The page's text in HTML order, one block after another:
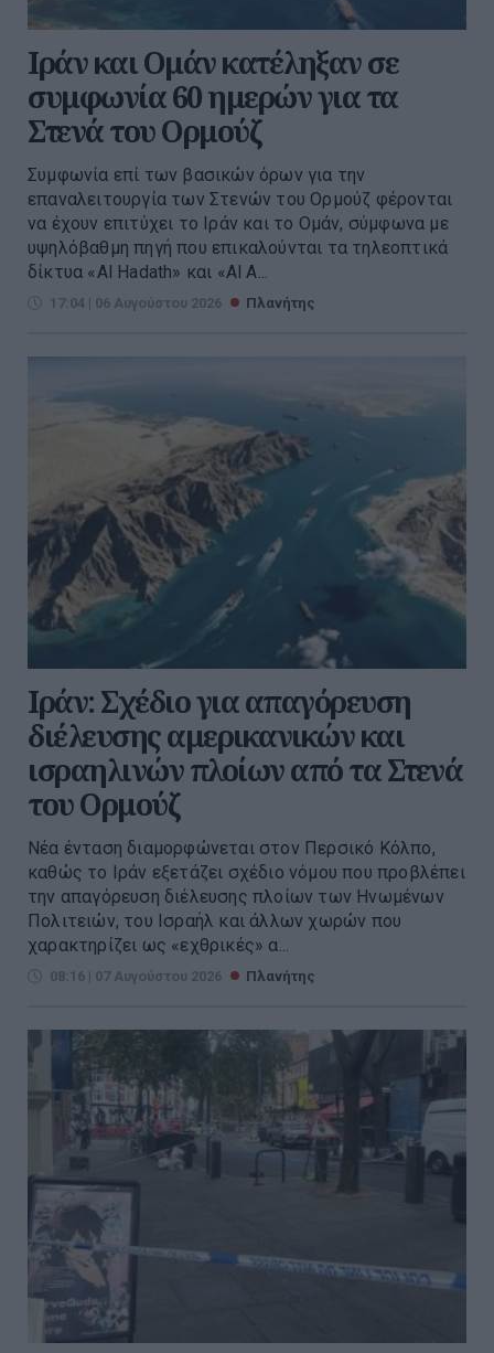
Ιράν και Ομάν κατέληξαν σε
συμφωνία 60 ημερών για τα
Στενά του Ορμούζ
Συμφωνία επί των βασικών όρων για την
επαναλειτουργία των Στενών του Ορμούζ φέρονται
να έχουν επιτύχει το Ιράν και το Ομάν, σύμφωνα με
υψηλόβαθμη πηγή που επικαλούνται τα τηλεοπτικά
δίκτυα «Al Hadath» και «Al A...
17:04 | 06 Αυγούστου 2026 Πλανήτης
Ιράν: Σχέδιο για απαγόρευση
διέλευσης αμερικανικών και
ισραηλινών πλοίων από τα Στενά
του Ορμούζ
Νέα ένταση διαμορφώνεται στον Περσικό Κόλπο,
καθώς το Ιράν εξετάζει σχέδιο νόμου που προβλέπει
την απαγόρευση διέλευσης πλοίων των Ηνωμένων
Πολιτειών, του Ισραήλ και άλλων χωρών που
χαρακτηρίζει ως «εχθρικές» α...
08:16 | 07 Αυγούστου 2026 Πλανήτης